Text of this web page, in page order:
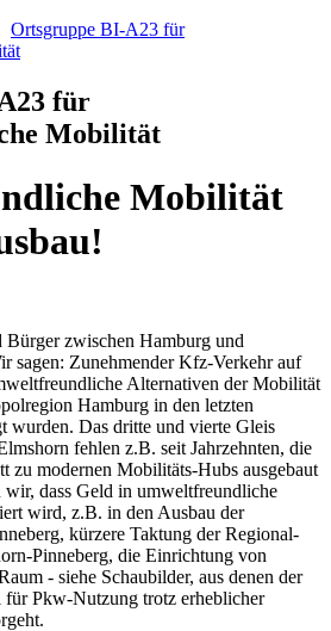
Ortsgruppe BI-A23 für
für
Mobilität
Mobilität
zwischen Hamburg und
sagen: Zunehmender Kfz-Verkehr auf
Alternativen der Mobilität
Hamburg in den letzten
wurden. Das dritte und vierte Gleis
fehlen z.B. seit Jahrzehnten, die
zu modernen Mobilitäts-Hubs ausgebaut
dass Geld in umweltfreundliche
wird, z.B. in den Ausbau der
kürzere Taktung der Regional-
Pinneberg, die Einrichtung von
- siehe Schaubilder, aus denen der
Pkw-Nutzung trotz erheblicher